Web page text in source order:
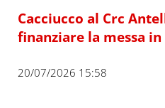
Cacciucco al Crc
finanziare la messa
20/07/2026 15:58